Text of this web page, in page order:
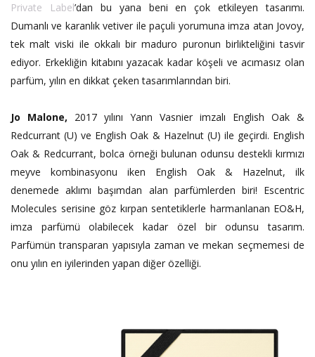
Private Label’dan bu yana beni en çok etkileyen tasarımı.
Dumanlı ve karanlık vetiver ile paçuli yorumuna imza atan Jovoy,
tek malt viski ile okkalı bir maduro puronun birlikteliğini tasvir
ediyor. Erkekliğin kitabını yazacak kadar köşeli ve acımasız olan
parfüm, yılın en dikkat çeken tasarımlarından biri.
Jo Malone, 2017 yılını Yann Vasnier imzalı English Oak &
Redcurrant (U) ve English Oak & Hazelnut (U) ile geçirdi. English
Oak & Redcurrant, bolca örneği bulunan odunsu destekli kırmızı
meyve kombinasyonu iken English Oak & Hazelnut, ilk
denemede aklımı başımdan alan parfümlerden biri! Escentric
Molecules serisine göz kırpan sentetiklerle harmanlanan EO&H,
imza parfümü olabilecek kadar özel bir odunsu tasarım.
Parfümün transparan yapısıyla zaman ve mekan seçmemesi de
onu yılın en iyilerinden yapan diğer özelliği.